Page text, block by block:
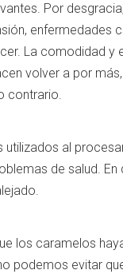
Por
enfermedades
La comodidad y
volver a por
contrario.
utilizados al
de salud. En
los caramelos
podemos evitar